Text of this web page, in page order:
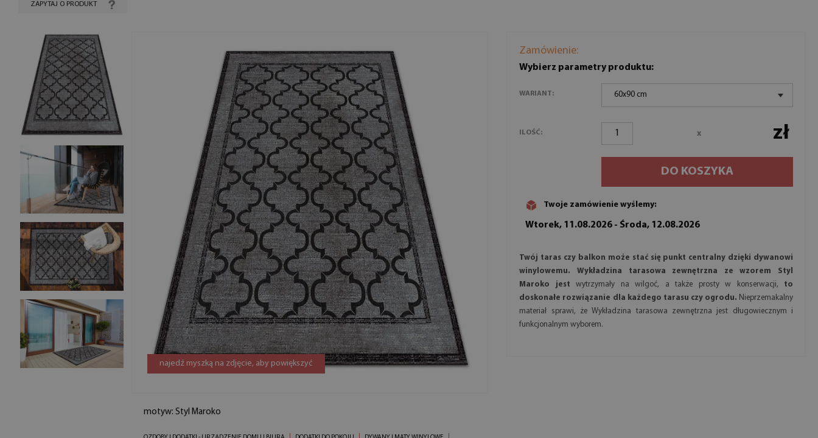
ZAPYTAJ O PRODUKT
najedź myszką na zdjęcie, aby powiększyć
motyw: Styl Maroko
Zamówienie:
Wybierz parametry produktu:
WARIANT: 60x90 cm
ILOŚĆ: x zł
DO KOSZYKA
Twoje zamówienie wyślemy:
Wtorek, 11.08.2026 - Środa, 12.08.2026
Twój taras czy balkon może stać się punkt centralny dzięki dywanowi
winylowemu. Wykładzina tarasowa zewnętrzna ze wzorem Styl
Maroko jestwytrzymały na wilgoć, a także prosty w konserwacji, to
doskonałe rozwiązanie dla każdego tarasu czy ogrodu. Nieprzemakalny
materiał sprawi, że Wykładzina tarasowa zewnętrzna jest długowiecznym i
funkcjonalnym wyborem.